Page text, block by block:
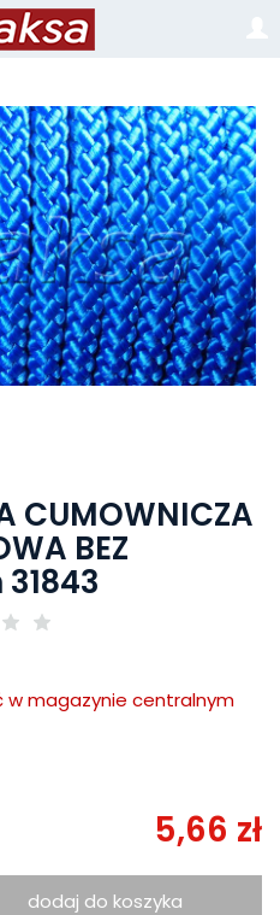
CUMOWNICZA
BEZ
31843
w magazynie centralnym
5,66 zł
dodaj do koszyka